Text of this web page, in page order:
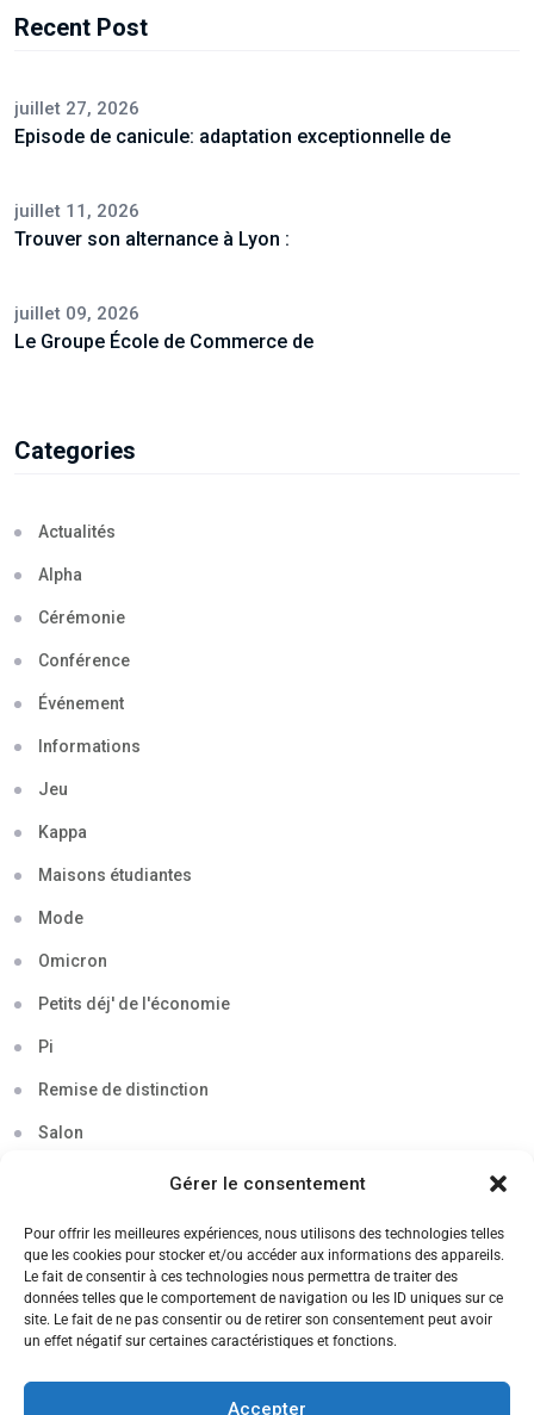
Gérer le consentement
Pour offrir les meilleures expériences, nous utilisons des technologies telles
que les cookies pour stocker et/ou accéder aux informations des appareils.
Le fait de consentir à ces technologies nous permettra de traiter des
données telles que le comportement de navigation ou les ID uniques sur ce
site. Le fait de ne pas consentir ou de retirer son consentement peut avoir
un effet négatif sur certaines caractéristiques et fonctions.
Accepter
Recent Post
juillet 27, 2026
Episode de canicule: adaptation exceptionnelle de
juillet 11, 2026
Trouver son alternance à Lyon :
juillet 09, 2026
Le Groupe École de Commerce de
Categories
Actualités
Alpha
Cérémonie
Conférence
Événement
Informations
Jeu
Kappa
Maisons étudiantes
Mode
Omicron
Petits déj' de l'économie
Pi
Remise de distinction
Salon
Soirée
Sortie découverte
Tau